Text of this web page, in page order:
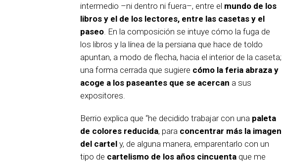
intermedio –ni dentro ni fuera–, entre el mundo de los
libros y el de los lectores, entre las casetas y el
paseo . En la composición se intuye cómo la fuga de
los libros y la línea de la persiana que hace de toldo
apuntan, a modo de flecha, hacia el interior de la caseta;
una forma cerrada que sugiere cómo la feria abraza y
acoge a los paseantes que se acercan a sus
expositores.
Berrio explica que “he decidido trabajar con una paleta
de colores reducida, para concentrar más la imagen
del cartel y, de alguna manera, emparentarlo con un
tipo de cartelismo de los años cincuenta que me